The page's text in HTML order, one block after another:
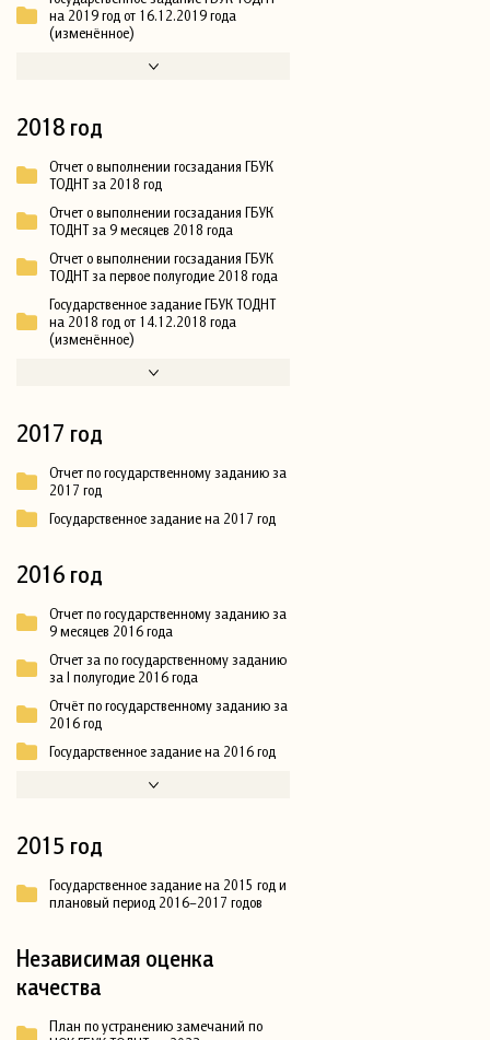
на 2019 год от 16.12.2019 года
(изменённое)
2018 год
Отчет о выполнении госзадания ГБУК
ТОДНТ за 2018 год
Отчет о выполнении госзадания ГБУК
ТОДНТ за 9 месяцев 2018 года
Отчет о выполнении госзадания ГБУК
ТОДНТ за первое полугодие 2018 года
Государственное задание ГБУК ТОДНТ
на 2018 год от 14.12.2018 года
(изменённое)
2017 год
Отчет по государственному заданию за
2017 год
Государственное задание на 2017 год
2016 год
Отчет по государственному заданию за
9 месяцев 2016 года
Отчет за по государственному заданию
за I полугодие 2016 года
Отчёт по государственному заданию за
2016 год
Государственное задание на 2016 год
2015 год
Государственное задание на 2015 год и
плановый период 2016–2017 годов
Независимая оценка
качества
План по устранению замечаний по